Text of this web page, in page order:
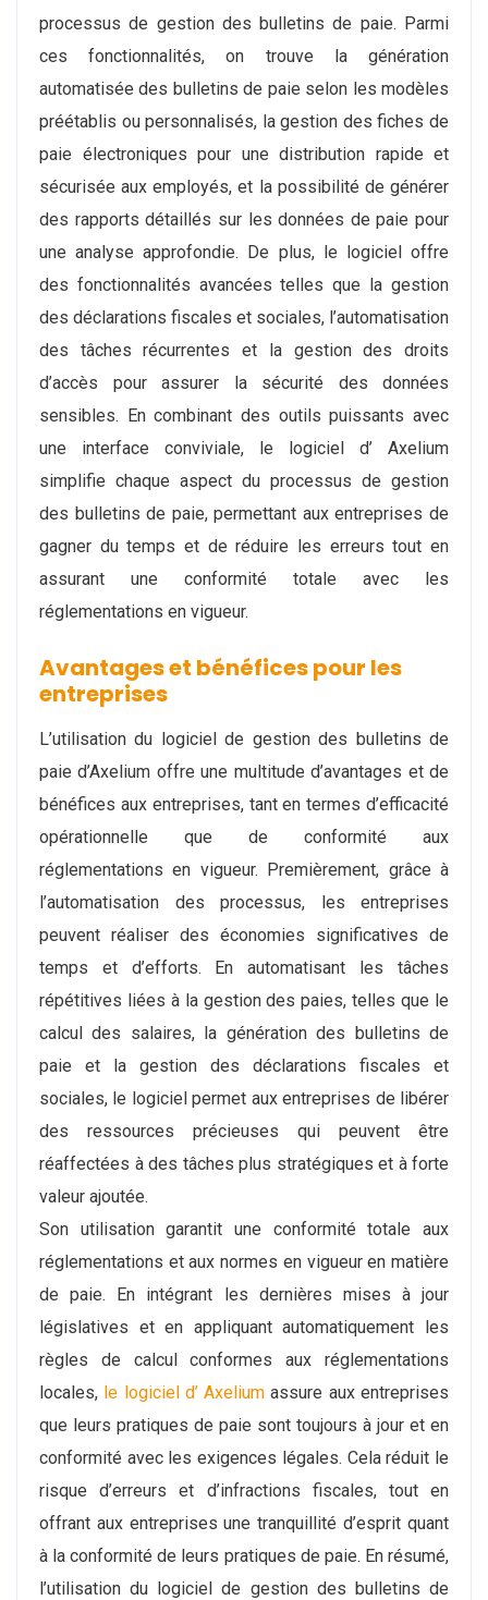
processus de gestion des bulletins de paie. Parmi
ces fonctionnalités, on trouve la génération
automatisée des bulletins de paie selon les modèles
préétablis ou personnalisés, la gestion des fiches de
paie électroniques pour une distribution rapide et
sécurisée aux employés, et la possibilité de générer
des rapports détaillés sur les données de paie pour
une analyse approfondie. De plus, le logiciel offre
des fonctionnalités avancées telles que la gestion
des déclarations fiscales et sociales, l’automatisation
des tâches récurrentes et la gestion des droits
d’accès pour assurer la sécurité des données
sensibles. En combinant des outils puissants avec
une interface conviviale, le logiciel d’ Axelium
simplifie chaque aspect du processus de gestion
des bulletins de paie, permettant aux entreprises de
gagner du temps et de réduire les erreurs tout en
assurant une conformité totale avec les
réglementations en vigueur.
Avantages et bénéfices pour les
entreprises
L’utilisation du logiciel de gestion des bulletins de
paie d’Axelium offre une multitude d’avantages et de
bénéfices aux entreprises, tant en termes d’efficacité
opérationnelle que de conformité aux
réglementations en vigueur. Premièrement, grâce à
l’automatisation des processus, les entreprises
peuvent réaliser des économies significatives de
temps et d’efforts. En automatisant les tâches
répétitives liées à la gestion des paies, telles que le
calcul des salaires, la génération des bulletins de
paie et la gestion des déclarations fiscales et
sociales, le logiciel permet aux entreprises de libérer
des ressources précieuses qui peuvent être
réaffectées à des tâches plus stratégiques et à forte
valeur ajoutée.
Son utilisation garantit une conformité totale aux
réglementations et aux normes en vigueur en matière
de paie. En intégrant les dernières mises à jour
législatives et en appliquant automatiquement les
règles de calcul conformes aux réglementations
locales, le logiciel d’ Axelium assure aux entreprises
que leurs pratiques de paie sont toujours à jour et en
conformité avec les exigences légales. Cela réduit le
risque d’erreurs et d’infractions fiscales, tout en
offrant aux entreprises une tranquillité d’esprit quant
à la conformité de leurs pratiques de paie. En résumé,
l’utilisation du logiciel de gestion des bulletins de